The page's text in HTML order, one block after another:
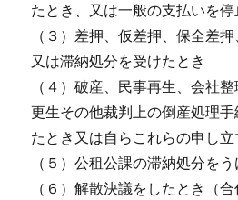
たとき、又は一般の支払いを停
（３）差押、仮差押、保全差
又は滞納処分を受けたとき
（４）破産、民事再生、会社
更生その他裁判上の倒産処理
たとき又は自らこれらの申し立
（５）公租公課の滞納処分を
（６）解散決議をしたとき（